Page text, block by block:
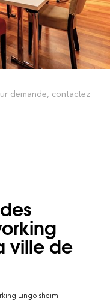
demande, contactez
ville de
Lingolsheim